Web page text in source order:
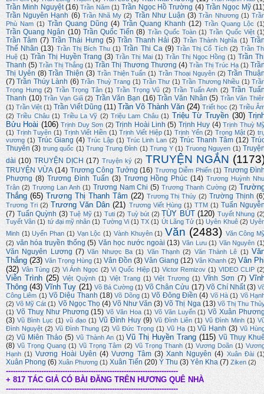
Trần Minh Nguyệt (16) Trần Năm (1) Trần Ngọc Hồ Trường (4) Trần Ngọc Mỹ
Trần Nguyên Hạnh (6) Trần Nhã My (2) Trần Như Luận (3) Trần Nhương (1)
Phù Nam (1) Trần Quang Dũng (4) Trần Quang Khanh (12) Trần Quang Lộc
Trần Quang Ngân (10) Trần Quốc Tiến (8) Trần Quốc Toàn (1) Trần Quốc Việt
Trần Tâm (7) Trần Thái Hưng (5) Trần Thanh Hải (3) Trần Thành Nghĩa (1)
Thế Nhân (13) Trần Thị Bích Thu (1) Trần Thi Ca (9) Trần Thị Cổ Tích (2) Trần
Huệ (1) Trần Thị Huyền Trang (3) Trần Thị Mai (1) Trần Thị Ngọc Hồng (1) Trần
Thanh (5) Trần Thị Thắng (1) Trần Thị Thương Thương (4) Trần Thị Trúc Hạ (1)
Thị Uyên (8) Trần Thiện (3) Trần Thiện Tuấn (1) Trần Thoại Nguyên (2) Trần
(7) Trần Thúy Lành (6) Trần Thuỳ Trang (1) Trần Thư (1) Trần Thương Nhiều (1)
Trọng Hưng (2) Trần Trọng Tân (1) Trần Trọng Vũ (2) Trần Tuấn Anh (2) Trần
Thanh (10) Trần Vạn Giã (2) Trần Văn Bạn (16) Trần Văn Nhân (5) Trần Văn
(1) Trần Việt (1) Trần Viết Dũng (11) Trần Võ Thành Văn (24) Triết học (2) Triều
(2) Triều Châu (1) Triều La Vỹ (2) Triệu Lam Châu (1) Triệu Từ Truyền (30)
Bửu Hoài (106) Trịnh Duy Sơn (2) Trịnh Hoài Linh (5) Trịnh Huy (4) Trịnh Thuỳ
(1) Trịnh Tuyên (1) Trịnh Viết Hiền (1) Trịnh Viết Hiệp (1) Trịnh Yến (2) Trọng Mật (2)
vương (1) Trúc Giang (4) Trúc Lập (1) Trúc Linh Lan (2) Trúc Thanh Tâm (12)
Thuyên (3) trung quốc (1) Trung Trung Đỉnh (1) Trung Y (1) Truong Nguyen (1)
dài (10) TRUYỆN DỊCH (17) Truyện ký (2) TRUYỆN NGẮN
TRUYỆN VỪA (14) Trương Công Tưởng (16) Trương Diễm Phiến (1) Trương
Phượng (8) Trương Đình Tuấn (3) Trương Hồng Phúc (14) Trương Huỳnh
Trân (2) Trương Lan Anh (1) Trương Nam Chi (5) Trương Thanh Cường (2)
Thắng (65) Trương Thị Thanh Tâm (22) Trương Thị Thúy (2) Trường Thịnh
Trương Tri (2) Trương Văn Dân (21) Trương Viết Hùng (1) TTM (1) Tuấn
(7) Tuấn Quỳnh (3) Tuệ Mỹ (1) Tuti (2) Tuỳ bút (2) TÙY BÚT (120) Tuyết Nhung
Tuyết Vân (1) tứ đại mỹ nhân (1) Tường Vi (1) TX (1) Út Lãng Tử (1) Uyên Khuê (2)
Minh (1) Uyển Phan (1) Vạn Lộc (1) Vành Khuyên (1) Văn (2483) Văn Công
(2) văn hóa truyền thống (5) Văn học nước ngoài (13) Văn Lưu (1) Văn Nguyên
Văn Nguyên Lương (7) Văn Nhược Ba (1) Văn Thạnh (2) Văn Thành Lê (1)
Thắng (23) Văn Trọng Hùng (1) Vân Đồn (3) Vân Giang (12) Vân Khanh (2) Vân
(32) Vân Tùng (2) Vi Ánh Ngọc (2) Vi Quốc Hiệp (1) Victor Remizov (1) VIDEO CLIP
Viễn Trình (25) Việt Quỳnh (1) Việt Trang (1) Việt Trương (1) Vĩnh Sơn (7)
Thông (43) Vĩnh Tuy (21) Võ Bá Cường (1) Võ Chân Cửu (17) Võ Chí Nhất (3)
Công Liêm (1) Võ Diệu Thanh (18) Võ Dõng (1) Võ Đông Điền (4) Võ Hà (1) Võ
(2) Võ Mỹ Cát (1) Võ Ngọc Thọ (4) Võ Như Văn (3) Võ Thị Nga (13) Võ Thị Thu
(1) Võ Thuỵ Như Phương (15) Võ Văn Hoa (1) Võ Văn Luyến (1) Võ Xuân
(3) Vũ Bình Lục (1) vũ đạo (1) Vũ Đình Huy (9) Vũ Đình Liên (1) Vũ Đình Minh (1)
Đình Nguyệt (2) Vũ Đình Thung (2) Vũ Đức Trọng (1) Vũ Hạ (1) Vũ Hạnh (3) Vũ
(2) Vũ Miên Thảo (5) Vũ Thành An (1) Vũ Thị Huyền Trang (115) Vũ Thụy
(8) Vũ Trọng Quang (1) Vũ Trọng Tâm (2) Vũ Trọng Thanh (1) Vương Doãn (1)
Hạnh (1) Vương Hoài Uyên (4) Vương Tâm (3) Xanh Nguyên (4) Xuân Đài
Xuân Phong (6) Xuân Phương (1) Xuân Tiến (20) Ý Thu (3) Yên Kha (7) Ziken (2)
-------------------------------------------------------------------------
+ 817 TÁC GIẢ CÓ BÀI ĐĂNG TRÊN HƯƠNG QUÊ NHÀ
-------------------------------------------------------------------------